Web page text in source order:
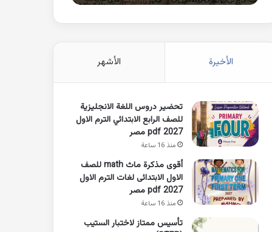
الأخيرة الأشهر
تحضير دروس اللغة الانجليزية
للصف الرابع الابتدائي الترم الاول
2027 pdf مصر
منذ 16 ساعة
أقوى مذكرة ماث math للصف
الاول الابتدائى لغات الترم الاول
pdf 2027 مصر
منذ 16 ساعة
تأسيس ممتاز لاختبار الستيب